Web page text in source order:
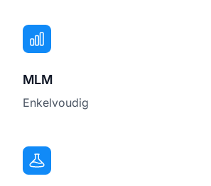
MLM
Enkelvoudig